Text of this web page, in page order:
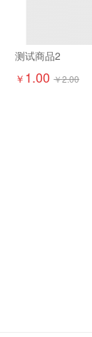
测试商品2
￥ 1.00 ￥2.00